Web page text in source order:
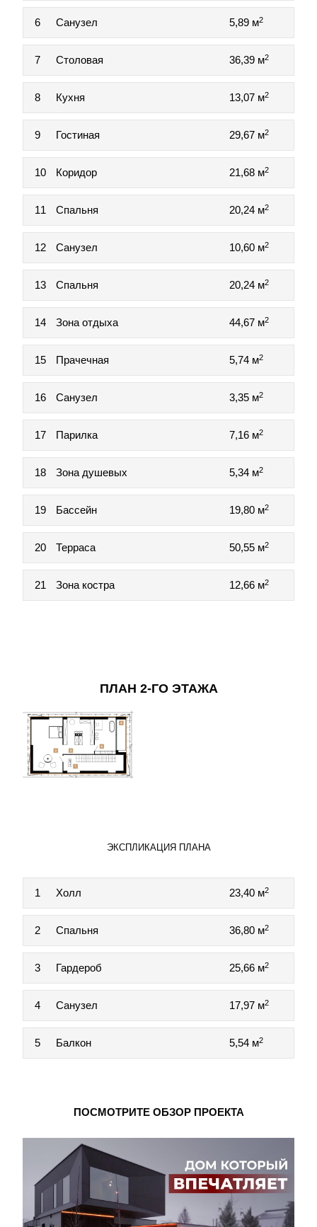
6 Санузел 5,89 м2
7 Столовая 36,39 м2
8 Кухня 13,07 м2
9 Гостиная 29,67 м2
10 Коридор 21,68 м2
11 Спальня 20,24 м2
12 Санузел 10,60 м2
13 Спальня 20,24 м2
14 Зона отдыха 44,67 м2
15 Прачечная 5,74 м2
16 Санузел 3,35 м2
17 Парилка 7,16 м2
18 Зона душевых 5,34 м2
19 Бассейн 19,80 м2
20 Терраса 50,55 м2
21 Зона костра 12,66 м2
ПЛАН 2-ГО ЭТАЖА
ЭКСПЛИКАЦИЯ ПЛАНА
1 Холл 23,40 м2
2 Спальня 36,80 м2
3 Гардероб 25,66 м2
4 Санузел 17,97 м2
5 Балкон 5,54 м2
ПОСМОТРИТЕ ОБЗОР ПРОЕКТА